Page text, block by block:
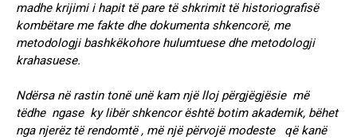
madhe krijimi i hapit të pare të shkrimit të historiografisë
kombëtare me fakte dhe dokumenta shkencorë, me
metodologji bashkëkohore hulumtuese dhe metodologji
krahasuese.
Ndërsa në rastin tonë unë kam një lloj përgjëgjësie më
tëdhe ngase ky libër shkencor është botim akademik, bëhet
nga njerëz të rendomtë , më një përvojë modeste
që kanë